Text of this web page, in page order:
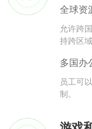
全球资
允许跨
持跨区域
多国办
员工可
制。